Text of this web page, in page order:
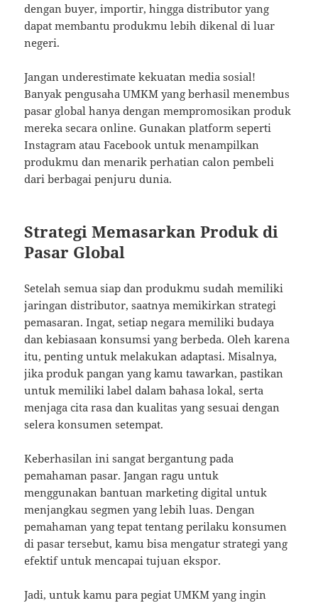
dengan buyer, importir, hingga distributor yang
dapat membantu produkmu lebih dikenal di luar
negeri.
Jangan underestimate kekuatan media sosial!
Banyak pengusaha UMKM yang berhasil menembus
pasar global hanya dengan mempromosikan produk
mereka secara online. Gunakan platform seperti
Instagram atau Facebook untuk menampilkan
produkmu dan menarik perhatian calon pembeli
dari berbagai penjuru dunia.
Strategi Memasarkan Produk di
Pasar Global
Setelah semua siap dan produkmu sudah memiliki
jaringan distributor, saatnya memikirkan strategi
pemasaran. Ingat, setiap negara memiliki budaya
dan kebiasaan konsumsi yang berbeda. Oleh karena
itu, penting untuk melakukan adaptasi. Misalnya,
jika produk pangan yang kamu tawarkan, pastikan
untuk memiliki label dalam bahasa lokal, serta
menjaga cita rasa dan kualitas yang sesuai dengan
selera konsumen setempat.
Keberhasilan ini sangat bergantung pada
pemahaman pasar. Jangan ragu untuk
menggunakan bantuan marketing digital untuk
menjangkau segmen yang lebih luas. Dengan
pemahaman yang tepat tentang perilaku konsumen
di pasar tersebut, kamu bisa mengatur strategi yang
efektif untuk mencapai tujuan ekspor.
Jadi, untuk kamu para pegiat UMKM yang ingin